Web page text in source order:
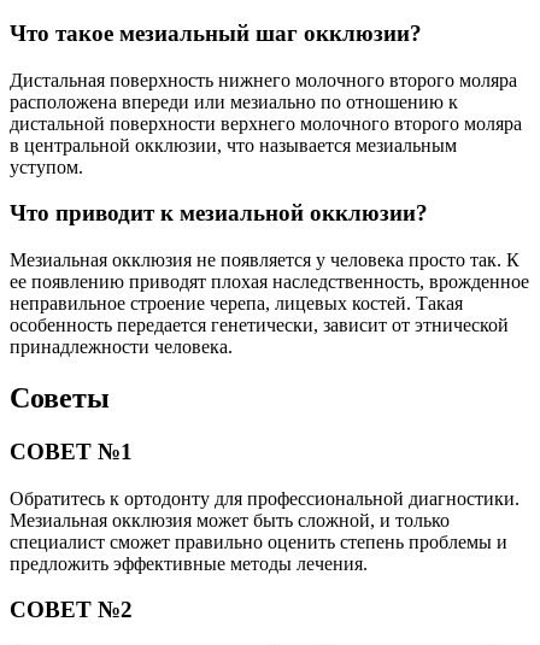
Что такое мезиальный шаг окклюзии?
Дистальная поверхность нижнего молочного второго моляра
расположена впереди или мезиально по отношению к
дистальной поверхности верхнего молочного второго моляра
в центральной окклюзии, что называется мезиальным
уступом.
Что приводит к мезиальной окклюзии?
Мезиальная окклюзия не появляется у человека просто так. К
ее появлению приводят плохая наследственность, врожденное
неправильное строение черепа, лицевых костей. Такая
особенность передается генетически, зависит от этнической
принадлежности человека.
Советы
СОВЕТ №1
Обратитесь к ортодонту для профессиональной диагностики.
Мезиальная окклюзия может быть сложной, и только
специалист сможет правильно оценить степень проблемы и
предложить эффективные методы лечения.
СОВЕТ №2